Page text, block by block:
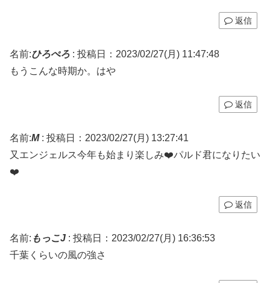
返信
名前:ひろぺろ : 投稿日：2023/02/27(月) 11:47:48
もうこんな時期か。はや
返信
名前:M: 投稿日：2023/02/27(月) 13:27:41
又エンジェルス今年も始まり楽しみ❤️パルド君になりたい
❤️
返信
名前: もっこJ : 投稿日：2023/02/27(月) 16:36:53
千葉くらいの風の強さ